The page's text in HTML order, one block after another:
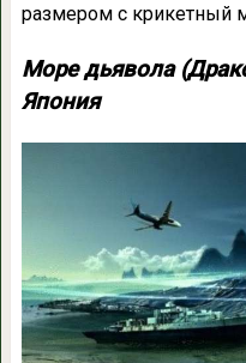
размером с крикетный
Море дьявола
Япония